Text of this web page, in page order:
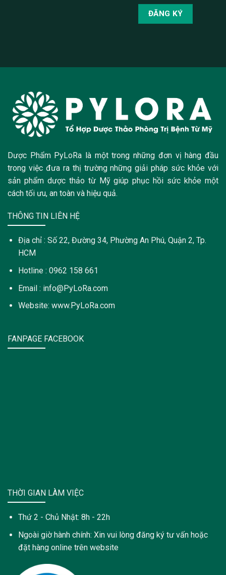
Dược Phẩm PyLoRa là một trong những đơn vị hàng đầu
trong việc đưa ra thị trường những giải pháp sức khỏe với
sản phẩm dược thảo từ Mỹ giúp phục hồi sức khỏe một
cách tối ưu, an toàn và hiệu quả.
THÔNG TIN LIÊN HỆ
Địa chỉ : Số 22, Đường 34, Phường An Phú, Quận 2, Tp.
HCM
Hotline : 0962 158 661
Email : info@PyLoRa.com
Website: www.PyLoRa.com
FANPAGE FACEBOOK
THỜI GIAN LÀM VIỆC
Thứ 2 - Chủ Nhật: 8h - 22h
Ngoài giờ hành chính: Xin vui lòng đăng ký tư vấn hoặc
đặt hàng online trên website